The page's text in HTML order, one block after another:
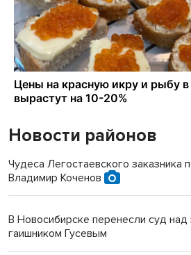
Новости районов
Чудеса Легостаевского заказника
Владимир Коченов
В Новосибирске перенесли суд
гаишником Гусевым